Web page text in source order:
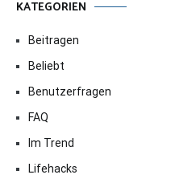
KATEGORIEN
Beitragen
Beliebt
Benutzerfragen
FAQ
Im Trend
Lifehacks